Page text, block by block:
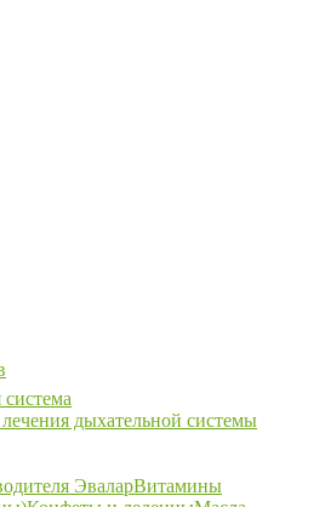
дыхательной системы
ЭваларВитамины